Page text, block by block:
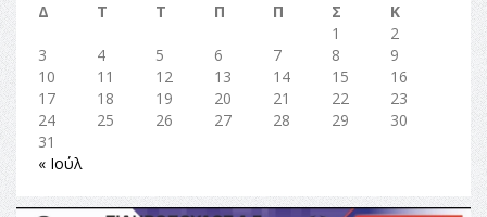
Δ
Τ Τ Π Π Σ
Κ
1
2
3
4 5 6 7 8
9
10
11 12 13 14 15
16
17
18 19 20 21 22
23
24
25 26 27 28 29
30
31
« Ιούλ